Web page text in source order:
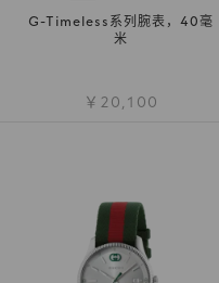
G-Timeless系列腕表，40毫
米
￥20,100